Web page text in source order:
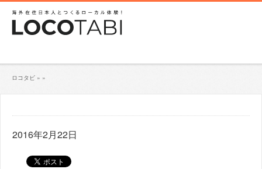
ロコタビ » »
2016年2月22日